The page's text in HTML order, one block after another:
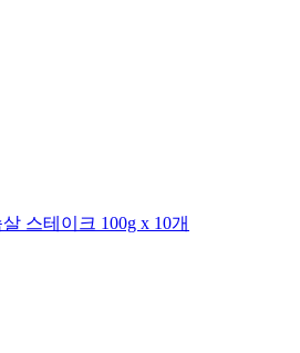
스테이크 100g x 10개